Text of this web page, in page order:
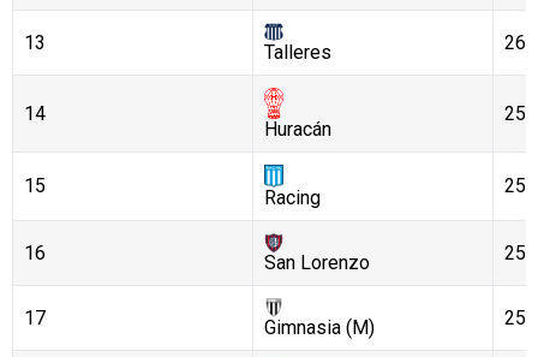
13 Talleres 26
14
Huracán
25
15
Racing
25
16 San Lorenzo 25
17 Gimnasia (M) 25